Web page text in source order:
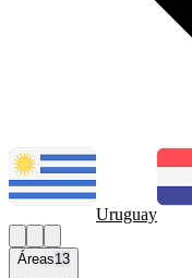
Uruguay
Áreas13